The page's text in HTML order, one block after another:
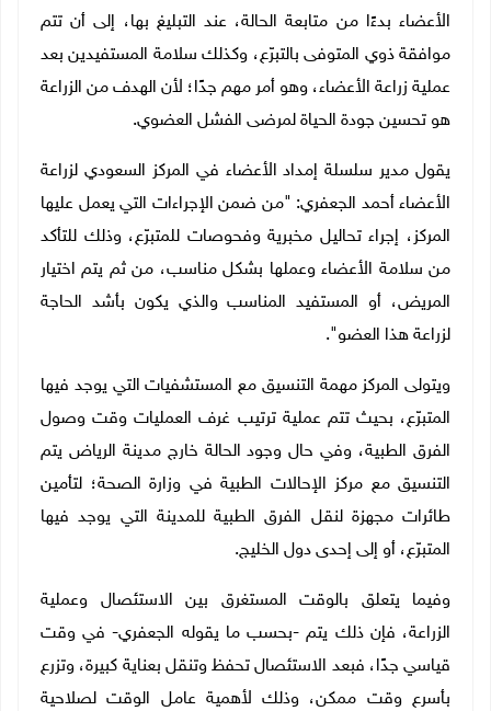
الأعضاء بدءًا من متابعة الحالة، عند التبليغ بها، إلى أن تتم
موافقة ذوي المتوفى بالتبرّع، وكذلك سلامة المستفيدين بعد
عملية زراعة الأعضاء، وهو أمر مهم جدًا؛ لأن الهدف من الزراعة
هو تحسين جودة الحياة لمرضى الفشل العضوي.
يقول مدير سلسلة إمداد الأعضاء في المركز السعودي لزراعة
الأعضاء أحمد الجعفري: "من ضمن الإجراءات التي يعمل عليها
المركز، إجراء تحاليل مخبرية وفحوصات للمتبرّع، وذلك للتأكد
من سلامة الأعضاء وعملها بشكل مناسب، من ثم يتم اختيار
المريض، أو المستفيد المناسب والذي يكون بأشد الحاجة
لزراعة هذا العضو".
ويتولى المركز مهمة التنسيق مع المستشفيات التي يوجد فيها
المتبرّع، بحيث تتم عملية ترتيب غرف العمليات وقت وصول
الفرق الطبية، وفي حال وجود الحالة خارج مدينة الرياض يتم
التنسيق مع مركز الإحالات الطبية في وزارة الصحة؛ لتأمين
طائرات مجهزة لنقل الفرق الطبية للمدينة التي يوجد فيها
المتبرّع، أو إلى إحدى دول الخليج.
وفيما يتعلق بالوقت المستغرق بين الاستئصال وعملية
الزراعة، فإن ذلك يتم -بحسب ما يقوله الجعفري- في وقت
قياسي جدًا، فبعد الاستئصال تحفظ وتنقل بعناية كبيرة، وتزرع
بأسرع وقت ممكن، وذلك لأهمية عامل الوقت لصلاحية